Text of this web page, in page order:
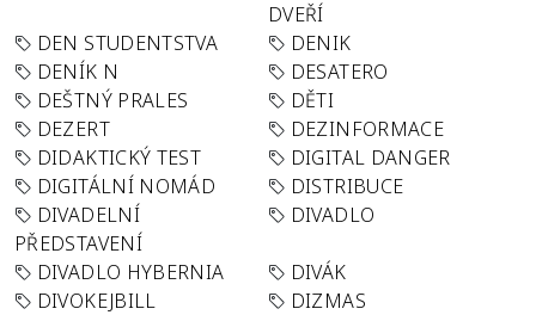
DVEŘÍ
DEN STUDENTSTVA
DENIK
DENÍK N
DESATERO
DEŠTNÝ PRALES
DĚTI
DEZERT
DEZINFORMACE
DIDAKTICKÝ TEST
DIGITAL DANGER
DIGITÁLNÍ NOMÁD
DISTRIBUCE
DIVADELNÍ
PŘEDSTAVENÍ
DIVADLO
DIVADLO HYBERNIA
DIVÁK
DIVOKEJBILL
DIZMAS